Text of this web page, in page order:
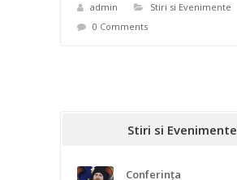
admin
Stiri si Evenimente
0 Comments
Stiri si Evenimente
Conferința